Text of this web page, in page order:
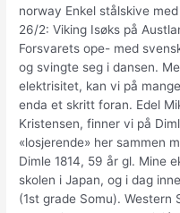
norway Enkel stålskive
26/2: Viking Isøks på
Forsvarets ope- med
og svingte seg i dansen.
elektrisitet, kan vi på
enda et skritt foran. Edel
Kristensen, finner vi på
«losjerende» her sammen
Dimle 1814, 59 år gl. Mine
skolen i Japan, og i dag
(1st grade Somu). Western